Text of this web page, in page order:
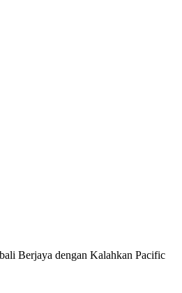
Berjaya dengan Kalahkan Pacific